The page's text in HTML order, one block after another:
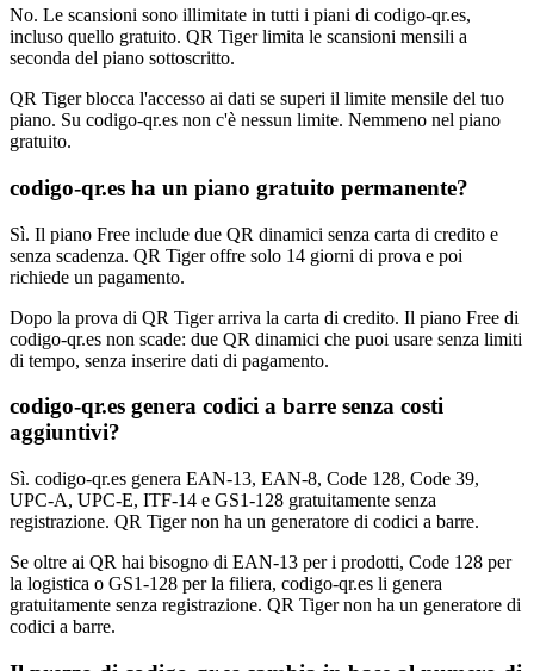
No. Le scansioni sono illimitate in tutti i piani di codigo-qr.es,
incluso quello gratuito. QR Tiger limita le scansioni mensili a
seconda del piano sottoscritto.
QR Tiger blocca l'accesso ai dati se superi il limite mensile del tuo
piano. Su codigo-qr.es non c'è nessun limite. Nemmeno nel piano
gratuito.
codigo-qr.es ha un piano gratuito permanente?
Sì. Il piano Free include due QR dinamici senza carta di credito e
senza scadenza. QR Tiger offre solo 14 giorni di prova e poi
richiede un pagamento.
Dopo la prova di QR Tiger arriva la carta di credito. Il piano Free di
codigo-qr.es non scade: due QR dinamici che puoi usare senza limiti
di tempo, senza inserire dati di pagamento.
codigo-qr.es genera codici a barre senza costi
aggiuntivi?
Sì. codigo-qr.es genera EAN-13, EAN-8, Code 128, Code 39,
UPC-A, UPC-E, ITF-14 e GS1-128 gratuitamente senza
registrazione. QR Tiger non ha un generatore di codici a barre.
Se oltre ai QR hai bisogno di EAN-13 per i prodotti, Code 128 per
la logistica o GS1-128 per la filiera, codigo-qr.es li genera
gratuitamente senza registrazione. QR Tiger non ha un generatore di
codici a barre.